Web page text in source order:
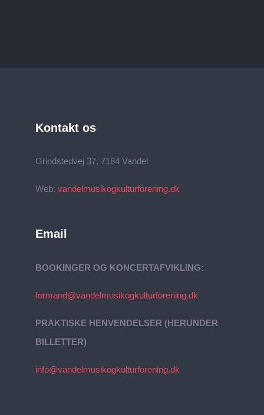
Kontakt os
Grindstedvej 37, 7184 Vandel
Web: vandelmusikogkulturforening.dk
Email
BOOKINGER OG KONCERTAFVIKLING:
formand@vandelmusikogkulturforening.dk
PRAKTISKE HENVENDELSER (HERUNDER
BILLETTER)
info@vandelmusikogkulturforening.dk